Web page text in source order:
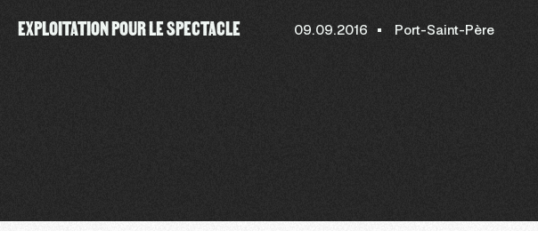
EXPLOITATION POUR LE SPECTACLE 09.09.2016 Port-Saint-Père